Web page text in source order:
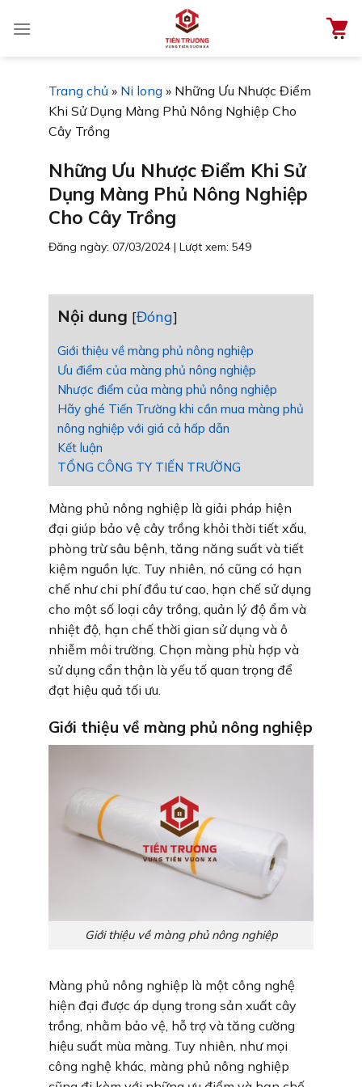
đến
Trang chủ » Ni long » Những Ưu Nhược Điểm
Khi Sử Dụng Màng Phủ Nông Nghiệp Cho
Cây Trồng
Những Ưu Nhược Điểm Khi Sử
Dụng Màng Phủ Nông Nghiệp
Cho Cây Trồng
Đăng ngày: 07/03/2024 | Lượt xem: 549
Nội dung [Đóng]
Giới thiệu về màng phủ nông nghiệp
Ưu điểm của màng phủ nông nghiệp
Nhược điểm của màng phủ nông nghiệp
Hãy ghé Tiến Trường khi cần mua màng phủ
nông nghiệp với giá cả hấp dẫn
Kết luận
TỔNG CÔNG TY TIẾN TRƯỜNG
Màng phủ nông nghiệp là giải pháp hiện
đại giúp bảo vệ cây trồng khỏi thời tiết xấu,
phòng trừ sâu bệnh, tăng năng suất và tiết
kiệm nguồn lực. Tuy nhiên, nó cũng có hạn
chế như chi phí đầu tư cao, hạn chế sử dụng
cho một số loại cây trồng, quản lý độ ẩm và
nhiệt độ, hạn chế thời gian sử dụng và ô
nhiễm môi trường. Chọn màng phù hợp và
sử dụng cẩn thận là yếu tố quan trọng để
đạt hiệu quả tối ưu.
Giới thiệu về màng phủ nông nghiệp
Giới thiệu về màng phủ nông nghiệp
Màng phủ nông nghiệp là một công nghệ
hiện đại được áp dụng trong sản xuất cây
trồng, nhằm bảo vệ, hỗ trợ và tăng cường
hiệu suất mùa màng. Tuy nhiên, như mọi
công nghệ khác, màng phủ nông nghiệp